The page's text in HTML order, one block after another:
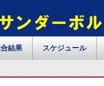
結果 スケジュール